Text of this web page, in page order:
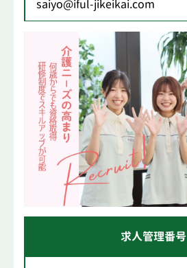
saiyo@iful-jikeikai.com
求人管理番号